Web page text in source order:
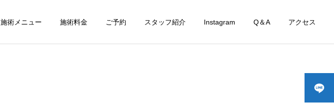
施術メニュー 施術料金 ご予約 スタッフ紹介 Instagram Q＆A アクセス